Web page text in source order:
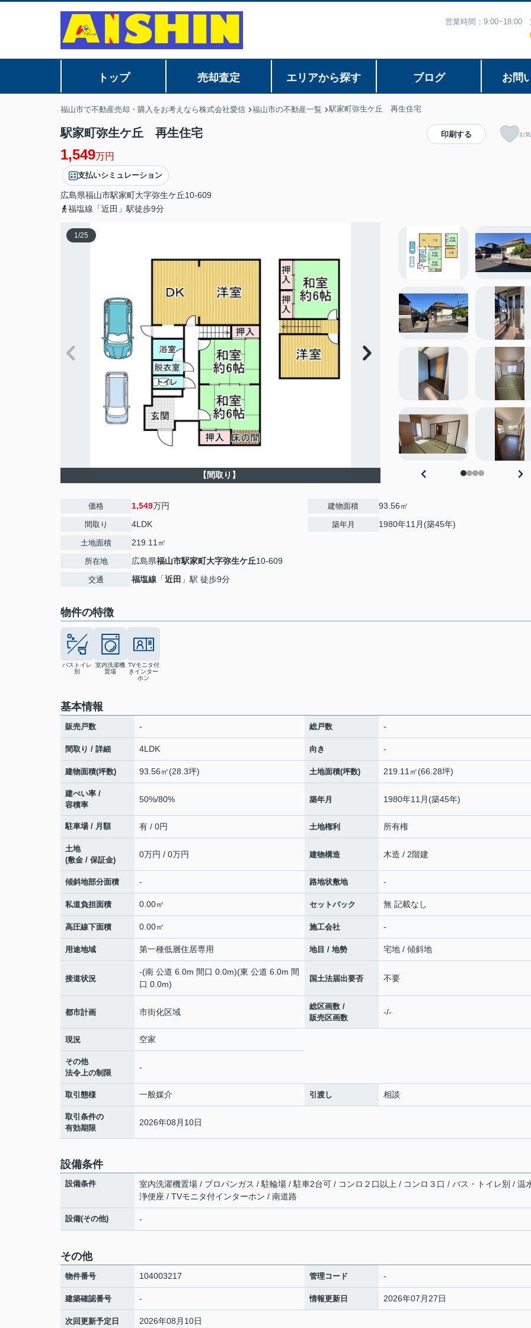
営業時間：9:00~18:00
トップ 売却査定 エリアから探す ブログ お問
福山市で不動産売却・購入をお考えなら株式会社愛信 福山市の不動産一覧 駅家町弥生ケ丘 再生住宅
駅家町弥生ケ丘 再生住宅
1,549万円
支払いシミュレーション
広島県福山市駅家町大字弥生ケ丘10-609
福塩線「近田」駅徒歩9分
印刷する お
1/25
【間取り】
価格 1,549万円
間取り 4LDK
土地面積 219.11㎡
所在地 広島県福山市駅家町大字弥生ケ丘10-609
交通 福塩線 「近田 」駅 徒歩9分
建物面積 93.56㎡
築年月 1980年11月(築45年)
物件の特徴
バストイレ
別
室内洗濯機
置場
TVモニタ付
きインター
ホン
基本情報
販売戸数 - 総戸数 -
間取り / 詳細 4LDK 向き -
建物面積(坪数) 93.56㎡(28.3坪) 土地面積(坪数) 219.11㎡(66.28坪)
建ぺい率 /
容積率
50%/80% 築年月 1980年11月(築45年)
駐車場 / 月額 有 / 0円 土地権利 所有権
土地
(敷金 / 保証金)
0万円 / 0万円 建物構造 木造 / 2階建
傾斜地部分面積 - 路地状敷地 -
私道負担面積 0.00㎡ セットバック 無 記載なし
高圧線下面積 0.00㎡ 施工会社 -
用途地域 第一種低層住居専用 地目 / 地勢 宅地 / 傾斜地
接道状況
-(南 公道 6.0m 間口 0.0m)(東 公道 6.0m 間
口 0.0m)
国土法届出要否 不要
都市計画 市街化区域
総区画数 /
販売区画数
-/-
現況 空家
その他
法令上の制限
-
取引態様 一般媒介 引渡し 相談
取引条件の
有効期限
2026年08月10日
設備条件
設備条件
室内洗濯機置場 / プロパンガス / 駐輪場 / 駐車2台可 / コンロ２口以上 / コンロ３口 / バス・トイレ別 / 温
浄便座 / TVモニタ付インターホン / 南道路
設備(その他) -
その他
物件番号 104003217 管理コード -
建築確認番号 - 情報更新日 2026年07月27日
次回更新予定日 2026年08月10日